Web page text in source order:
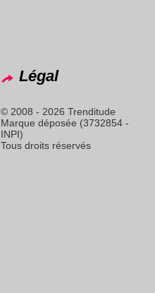
Légal
© 2008 - 2026 Trenditude
Marque déposée (3732854 -
INPI)
Tous droits réservés